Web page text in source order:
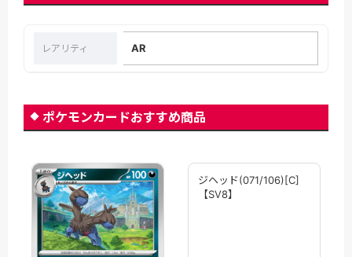
レアリティ AR
ポケモンカードおすすめ商品
ジヘッド(071/106)[C]
【SV8】